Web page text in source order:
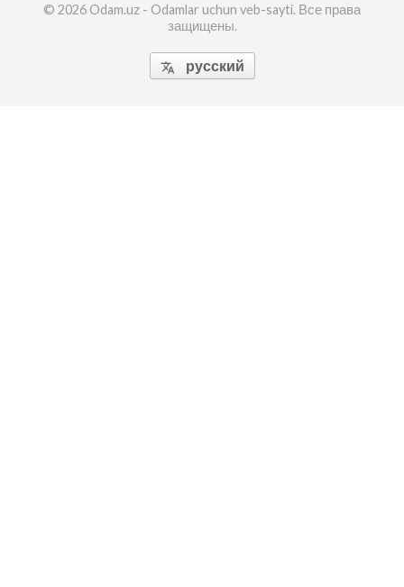
© 2026 Odam.uz - Odamlar uchun veb-sayti. Все права
защищены.
 русский